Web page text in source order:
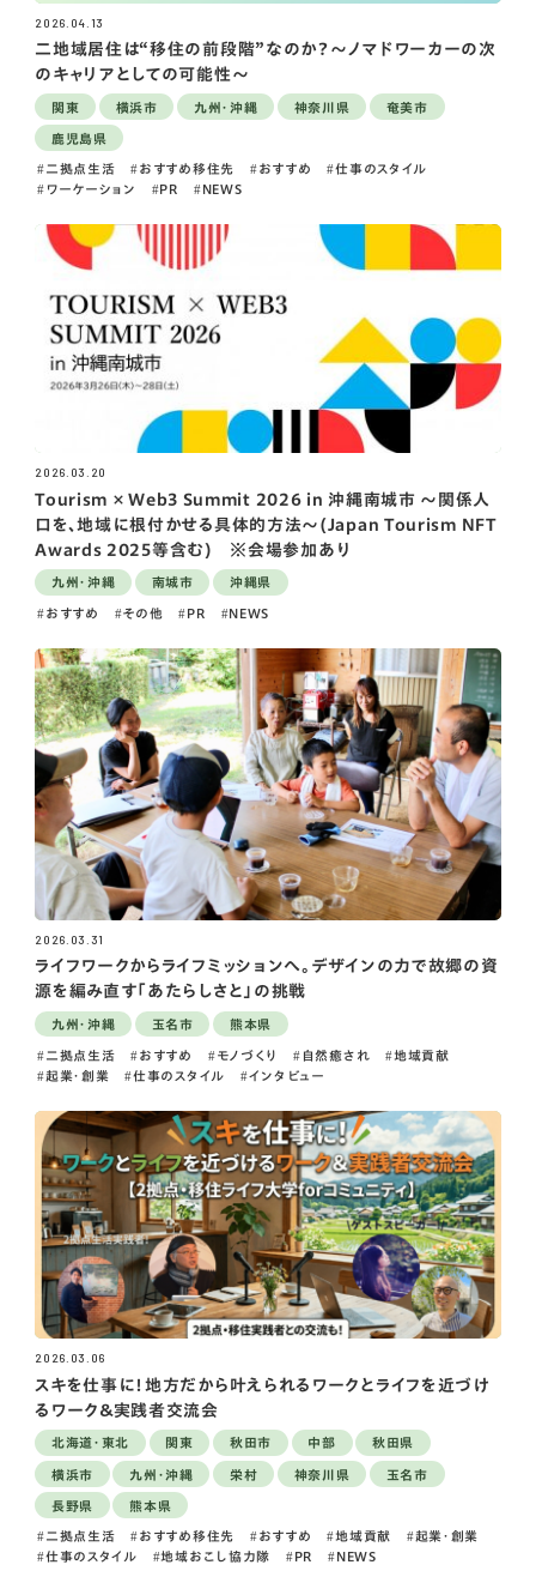
2026.04.13
二地域居住は“移住の前段階”なのか？〜ノマドワーカーの次
のキャリアとしての可能性〜
関東 横浜市 九州・沖縄 神奈川県 奄美市
鹿児島県
二拠点生活 おすすめ移住先 おすすめ
仕事のスタイル
ワーケーション
PR NEWS
2026.03.20
Tourism × Web3 Summit 2026 in 沖縄南城市 ～関係人
口を、地域に根付かせる具体的方法～(Japan Tourism NFT
Awards 2025等含む) ※会場参加あり
九州・沖縄 南城市 沖縄県
おすすめ その他 PR NEWS
2026.03.31
ライフワークからライフミッションへ。デザインの力で故郷の資
源を編み直す「あたらしさと」の挑戦
九州・沖縄 玉名市 熊本県
二拠点生活 おすすめ モノづくり 自然癒され
地域貢献
起業・創業
仕事のスタイル インタビュー
2026.03.06
スキを仕事に！地方だから叶えられるワークとライフを近づけ
るワーク＆実践者交流会
北海道・東北 関東 秋田市 中部 秋田県
横浜市 九州・沖縄 栄村 神奈川県 玉名市
長野県 熊本県
二拠点生活 おすすめ移住先 おすすめ 地域貢献
起業・創業
仕事のスタイル
地域おこし協力隊 PR NEWS